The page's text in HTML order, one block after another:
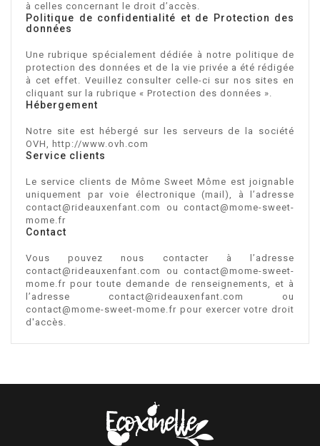
à celles concernant le droit d’accès.
Politique de confidentialité et de Protection des
données
Une rubrique spécialement dédiée à notre politique de
protection des données et de la vie privée a été rédigée
à cet effet. Veuillez consulter celle-ci sur nos sites en
cliquant sur la rubrique « Protection des données ».
Hébergement
Notre site est hébergé sur les serveurs de la société
OVH, http://www.ovh.com
Service clients
Le service clients de Môme Sweet Môme est joignable
uniquement par voie électronique (mail), à l’adresse
contact@rideauxenfant.com ou contact@mome-sweet-
mome.fr
Contact
Vous pouvez nous contacter à l’adresse
contact@rideauxenfant.com ou contact@mome-sweet-
mome.fr pour toute demande de renseignements, et à
l’adresse contact@rideauxenfant.com ou
contact@mome-sweet-mome.fr pour exercer votre droit
d'accès.